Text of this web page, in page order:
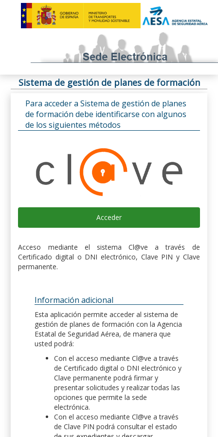
Sistema de gestión de planes de formación
Para acceder a Sistema de gestión de planes
de formación debe identificarse con algunos
de los siguientes métodos
Acceder
Acceso mediante el sistema Cl@ve a través de
Certificado digital o DNI electrónico, Clave PIN y Clave
permanente.
Información adicional
Esta aplicación permite acceder al sistema de
gestión de planes de formación con la Agencia
Estatal de Seguridad Aérea, de manera que
usted podrá:
Con el acceso mediante Cl@ve a través
de Certificado digital o DNI electrónico y
Clave permanente podrá firmar y
presentar solicitudes y realizar todas las
opciones que permite la sede
electrónica.
Con el acceso mediante Cl@ve a través
de Clave PIN podrá consultar el estado